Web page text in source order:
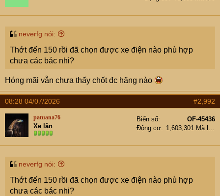
neverfg nói:
Thớt đến 150 rồi đã chọn được xe điện nào phù hợp
chưa các bác nhi?
Hóng mãi vẫn chưa thấy chốt đc hãng nào
08:28 04/07/2026 #2,992
patuana76
Xe lăn
Biển số
OF-45436
Động cơ
neverfg nói:
Thớt đến 150 rồi đã chọn được xe điện nào phù hợp
chưa các bác nhi?